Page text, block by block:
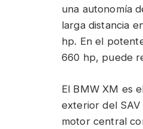
una autonomía
larga distancia
hp. En el
660 hp, puede
El BMW XM es
exterior del
motor central